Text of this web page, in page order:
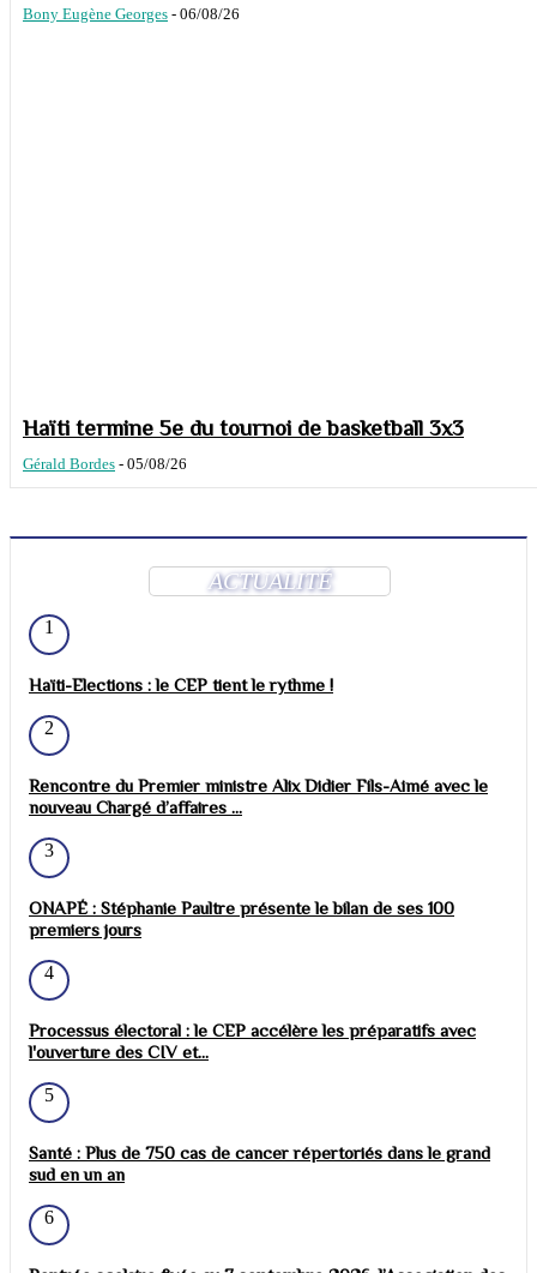
Bony Eugène Georges - 06/08/26
Haïti termine 5e du tournoi de basketball 3x3
Gérald Bordes - 05/08/26
ACTUALITÉ
1
Haïti-Elections : le CEP tient le rythme !
2
Rencontre du Premier ministre Alix Didier Fils-Aimé avec le
nouveau Chargé d’affaires ...
3
ONAPÉ : Stéphanie Paultre présente le bilan de ses 100
premiers jours
4
Processus électoral : le CEP accélère les préparatifs avec
l'ouverture des CIV et...
5
Santé : Plus de 750 cas de cancer répertoriés dans le grand
sud en un an
6